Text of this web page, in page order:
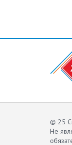
© 25
Не